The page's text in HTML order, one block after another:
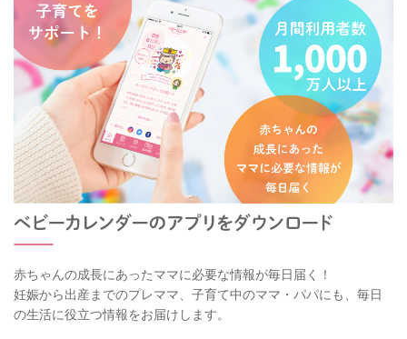
赤ちゃんの成長にあったママに必要な情報が毎日届く！
妊娠から出産までのプレママ、子育て中のママ・パパにも、毎日
の生活に役立つ情報をお届けします。